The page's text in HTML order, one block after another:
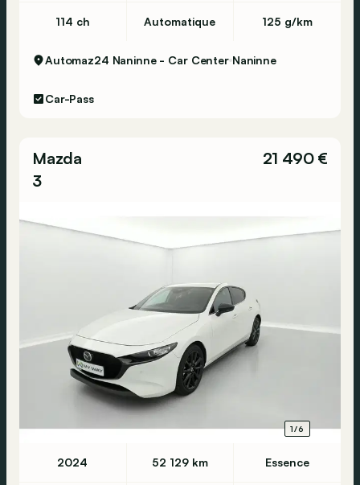
114 ch Automatique 125 g/km
Automaz24 Naninne - Car Center Naninne
Car-Pass
Mazda
3
21 490 €
1/6
2024 52 129 km Essence